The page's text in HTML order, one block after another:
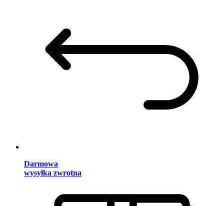
Darmowa
wysyłka zwrotna